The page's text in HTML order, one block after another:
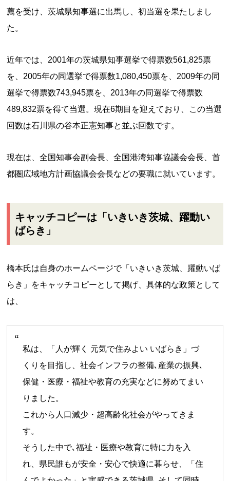
薦を受け、茨城県知事選に出馬し、初当選を果たしまし
た。
近年では、2001年の茨城県知事選挙で得票数561,825票
を、2005年の同選挙で得票数1,080,450票を、2009年の同
選挙で得票数743,945票を、2013年の同選挙で得票数
489,832票を得て当選。現在6期目を迎えており、この当選
回数は石川県の谷本正憲知事と並ぶ回数です。
現在は、全国知事会副会長、全国港湾知事協議会会長、首
都圏広域地方計画協議会会長などの要職に就いています。
キャッチコピーは「いきいき茨城、躍動い
ばらき」
橋本氏は自身のホームページで「いきいき茨城、躍動いば
らき」をキャッチコピーとして掲げ、具体的な政策として
は、
私は、「人が輝く 元気で住みよい いばらき」づ
くりを目指し、社会インフラの整備､産業の振興､
保健・医療・福祉や教育の充実などに努めてまい
りました。
これから人口減少・超高齢化社会がやってきま
す。
そうした中で､福祉・医療や教育に特に力を入
れ、県民誰もが安全・安心で快適に暮らせ、「住